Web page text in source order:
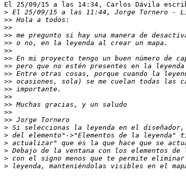
El 25/09/15 a las 14:34, Carlos Dávila
>
>>
>>
>>
>>
>>
>>
>>
>>
>>
>>
>>
>>
>>
>>
>
>
>
>
>
>